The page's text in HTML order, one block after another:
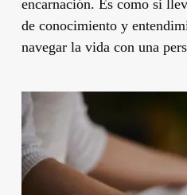
encarnación. Es como si
de conocimiento y
navegar la vida con una